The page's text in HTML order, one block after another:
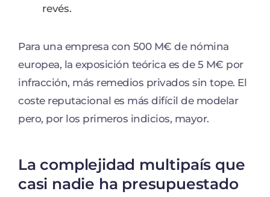
revés.
Para una empresa con 500 M€ de nómina
europea, la exposición teórica es de 5 M€ por
infracción, más remedios privados sin tope. El
coste reputacional es más difícil de modelar
pero, por los primeros indicios, mayor.
La complejidad multipaís que
casi nadie ha presupuestado